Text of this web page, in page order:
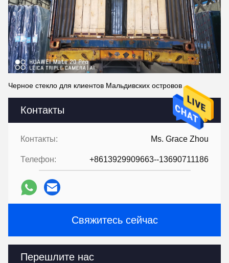
Контакты
Контакты: Ms. Grace Zhou
Телефон: +8613929909663--13690711186
Свяжитесь сейчас
Перешлите нас
Черное стекло для клиентов Мальдивских островов